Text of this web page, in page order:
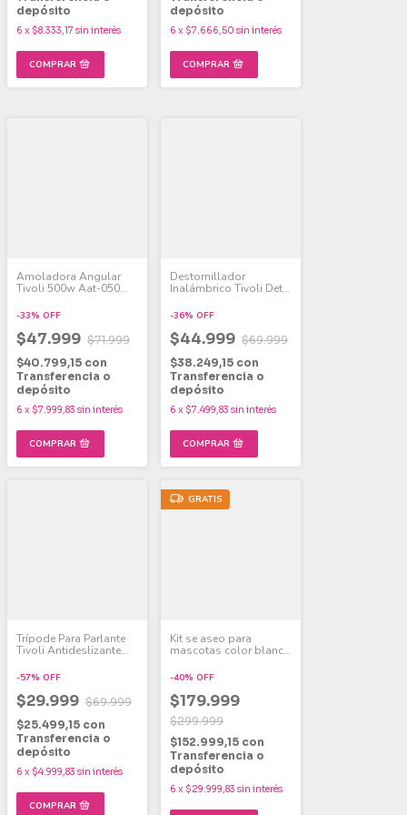
depósito
6 x $8.333,17 sin interés
depósito
6 x $7.666,50 sin interés
Amoladora Angular
Tivoli 500w Aat-050
-33% OFF
$47.999 $71.999
$40.799,15 con
Transferencia o
depósito
6 x $7.999,83 sin interés
Destornillador
Inalámbrico Tivoli Det-
-36% OFF
$44.999 $69.999
$38.249,15 con
Transferencia o
depósito
6 x $7.499,83 sin interés
Trípode Para Parlante
Tivoli Antideslizante
-57% OFF
$29.999 $69.999
$25.499,15 con
Transferencia o
depósito
6 x $4.999,83 sin interés
GRATIS
Kit se aseo para
mascotas color blanca
-40% OFF
$179.999
$299.999
$152.999,15 con
Transferencia o
depósito
6 x $29.999,83 sin interés